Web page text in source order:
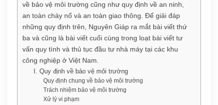
về bảo vệ môi trường cũng như quy định về an ninh,
an toàn cháy nổ và an toàn giao thông. Để giải đáp
những quy định trên, Nguyên Giáp ra mắt bài viết thứ
ba và cũng là bài viết cuối cùng trong loạt bài viết tư
vấn quy tình và thủ tục đầu tư nhà máy tại các khu
công nghiệp ở Việt Nam.
I. Quy định về bảo vệ môi trường
Quy định chung về bảo vệ môi trường
Trách nhiệm bảo vệ môi trường
Xử lý vi phạm